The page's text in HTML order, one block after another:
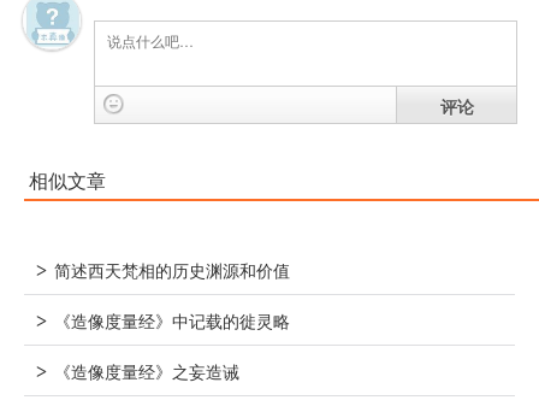
评论
相似文章
> 简述西天梵相的历史渊源和价值
> 《造像度量经》中记载的徙灵略
> 《造像度量经》之妄造诫